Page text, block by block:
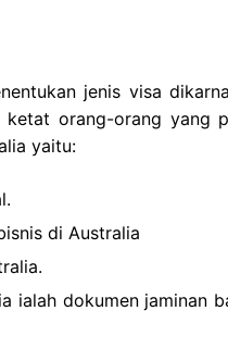
jenis visa
orang-orang yang
yaitu:
di Australia
ialah dokumen jaminan